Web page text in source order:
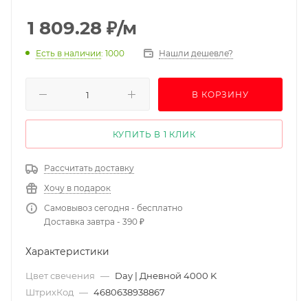
1 809.28 ₽/м
Есть в наличии: 1000 Нашли дешевле?
В КОРЗИНУ
КУПИТЬ В 1 КЛИК
Рассчитать доставку
Хочу в подарок
Самовывоз сегодня - бесплатно
Доставка завтра - 390 ₽
Характеристики
Цвет свечения — Day | Дневной 4000 K
ШтрихКод — 4680638938867